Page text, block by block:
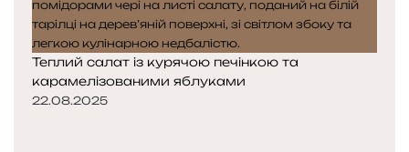
Теплий салат із курячою печінкою та
карамелізованими яблуками
22.08.2025